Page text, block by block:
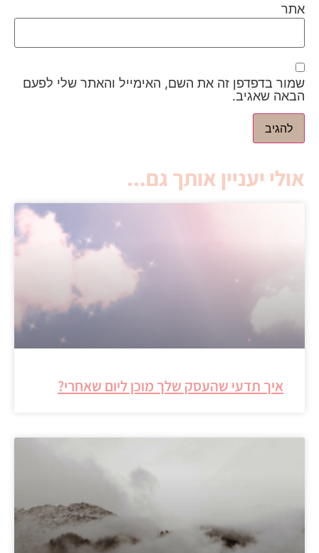
אתר
שמור בדפדפן זה את השם, האימייל והאתר שלי לפעם
הבאה שאגיב.
אולי יעניין אותך גם...
איך תדעי שהעסק שלך מוכן ליום שאחרי?